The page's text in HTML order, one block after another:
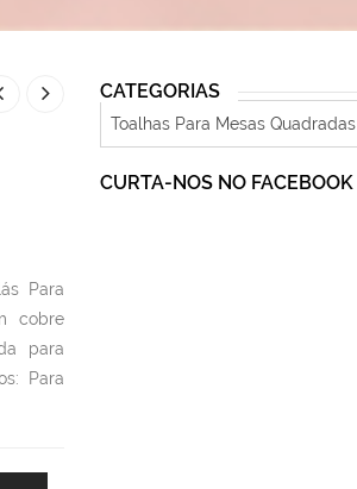
Para
cobre
para
Para
CATEGORIAS
Toalhas Para Mesas Quadradas
CURTA-NOS NO FACEBOOK